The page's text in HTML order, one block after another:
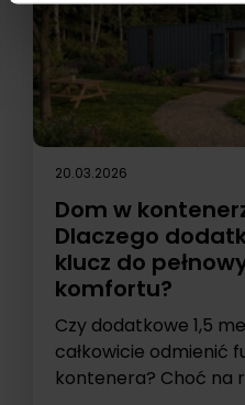
20.03.2026
Dom w
Dlaczego
klucz do
komfortu?
Czy dodatkowe 1,5
całkowicie odmienić
kontenera? Choć na